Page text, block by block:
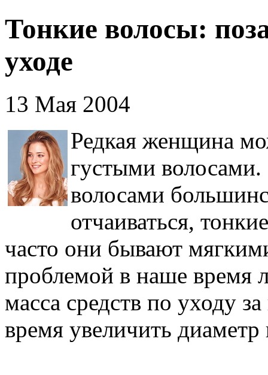
Тонкие волосы:
уходе
13 Мая 2004
Редкая женщина
густыми
волосами
отчаиваться,
часто они бывают
проблемой в наше время
масса средств по уходу
время увеличить диаметр